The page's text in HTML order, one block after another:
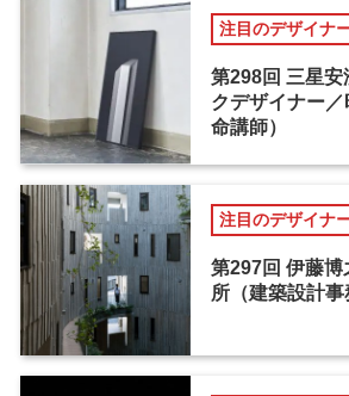
注目のデザイナ
第298回 三星安
クデザイナー
命講師）
注目のデザイナ
第297回 伊藤
所（建築設計事